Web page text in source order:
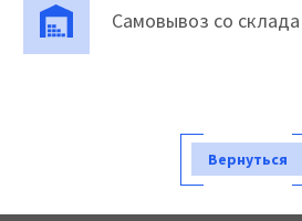
Самовывоз со
Вернуться